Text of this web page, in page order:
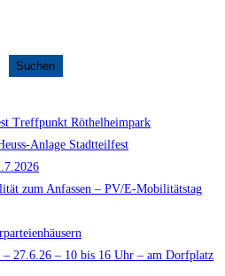
Suchen
Treffpunkt Röthelheimpark
Anlage Stadtteilfest
zum Anfassen – PV/E-Mobilitätstag
– 27.6.26 – 10 bis 16 Uhr – am Dorfplatz